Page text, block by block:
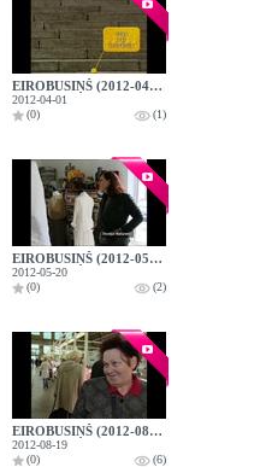
EIROBUSIŅŠ (2012-04-01)
2012-04-01
(0)
(1)
EIROBUSIŅŠ (2012-05-20)
2012-05-20
(0)
(2)
EIROBUSIŅŠ (2012-08-19)
2012-08-19
(0)
(6)